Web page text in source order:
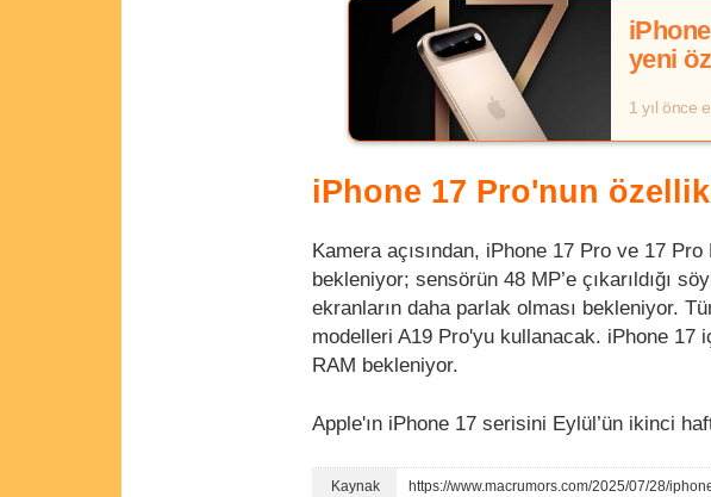
yeni
1 yıl önce
iPhone 17 Pro'nun
Kamera açısından, iPhone 17 Pro ve 17
bekleniyor; sensörün 48 MP’e çıkarıldığı
ekranların daha parlak olması bekleniyor.
modelleri A19 Pro'yu kullanacak. iPhone
RAM bekleniyor.
Apple'ın iPhone 17 serisini Eylül’ün ikinci
https://www.macrumors.com/2025/07/28/